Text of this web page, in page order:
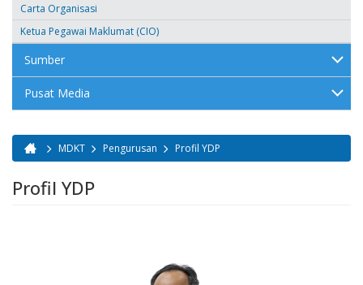
Carta Organisasi
Ketua Pegawai Maklumat (CIO)
Sumber
Pusat Media
Anda di sini
MDKT Pengurusan Profil YDP
Profil YDP